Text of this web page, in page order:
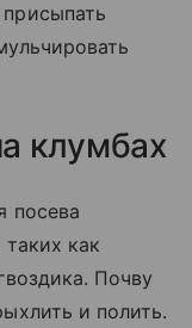
клумбах
посева
как
Почву
и полить.